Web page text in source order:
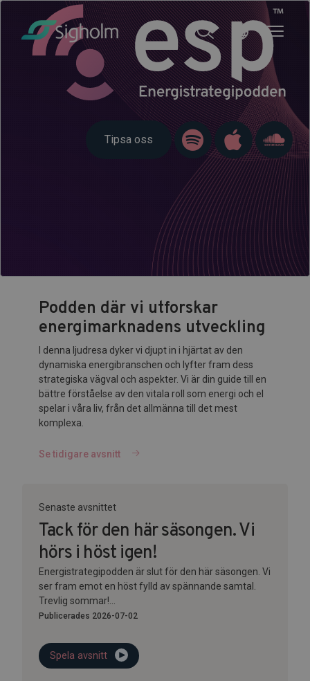
Tipsa oss
Podden där vi utforskar
energimarknadens utveckling
I denna ljudresa dyker vi djupt in i hjärtat av den
dynamiska energibranschen och lyfter fram dess
strategiska vägval och aspekter. Vi är din guide till en
bättre förståelse av den vitala roll som energi och el
spelar i våra liv, från det allmänna till det mest
komplexa.
Se tidigare avsnitt
Senaste avsnittet
Tack för den här säsongen. Vi
hörs i höst igen!
Energistrategipodden är slut för den här säsongen. Vi
ser fram emot en höst fylld av spännande samtal.
Trevlig sommar!...
Publicerades 2026-07-02
Spela avsnitt